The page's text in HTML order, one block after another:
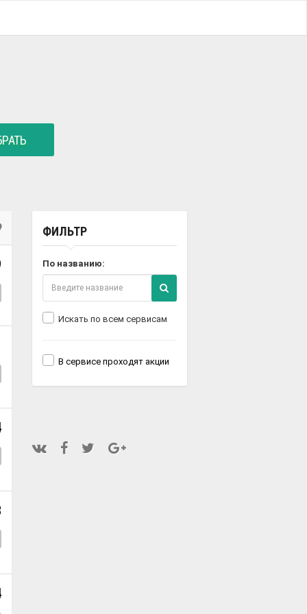
ФИЛЬТР
По названию:
Искать по всем сервисам
В сервисе проходят акции